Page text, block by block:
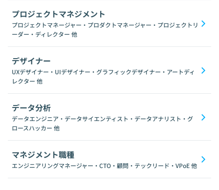
プロジェクトマネジメント
プロジェクトマネージャー・プロダクトマネージャー・プロジェクトリ
ーダー・ディレクター 他
デザイナー
UXデザイナー・UIデザイナー・グラフィックデザイナー・アートディ
レクター 他
データ分析
データエンジニア・データサイエンティスト・データアナリスト・グ
ロースハッカー 他
マネジメント職種
エンジニアリングマネージャー・CTO・顧問・テックリード・VPoE他